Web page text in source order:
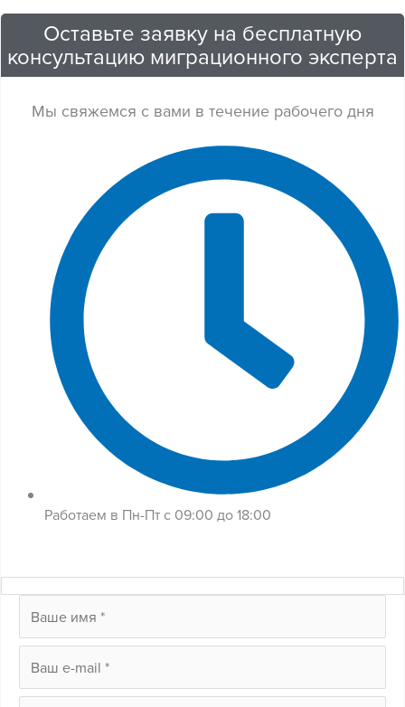
Оставьте заявку на бесплатную
консультацию миграционного эксперта
Мы свяжемся с вами в течение рабочего дня
Работаем в Пн-Пт с 09:00 до 18:00